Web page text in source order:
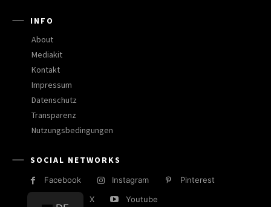
INFO
About
Mediakit
Kontakt
Impressum
Datenschutz
Transparenz
Nutzungsbedingungen
SOCIAL NETWORKS
Facebook Instagram
Pinterest
X Youtube